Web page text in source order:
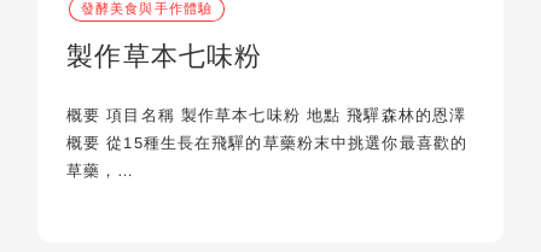
發酵美食與手作體驗
製作草本七味粉
概要 項目名稱 製作草本七味粉 地點 飛驒森林的恩澤
概要 從15種生長在飛驒的草藥粉末中挑選你最喜歡的
草藥，…